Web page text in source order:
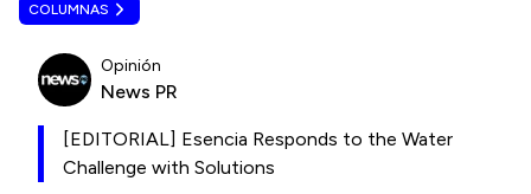
COLUMNAS
Opinión
News PR
[EDITORIAL] Esencia Responds to the Water
Challenge with Solutions